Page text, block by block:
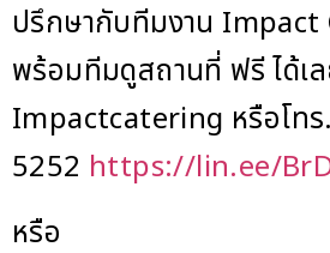
ปรึกษากับทีมงาน
พร้อมทีมดูสถานที่ ฟรี ได้เ
Impactcatering หรือโท
5252 https://lin.ee/
หรือ